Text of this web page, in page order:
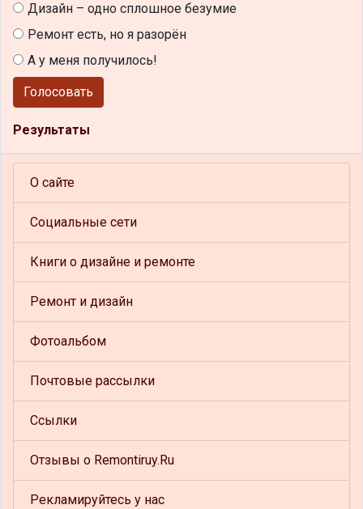
Дизайн – одно сплошное безумие
Ремонт есть, но я разорён
А у меня получилось!
Голосовать
Результаты
О сайте
Социальные сети
Книги о дизайне и ремонте
Ремонт и дизайн
Фотоальбом
Почтовые рассылки
Ссылки
Отзывы о Remontiruy.Ru
Рекламируйтесь у нас